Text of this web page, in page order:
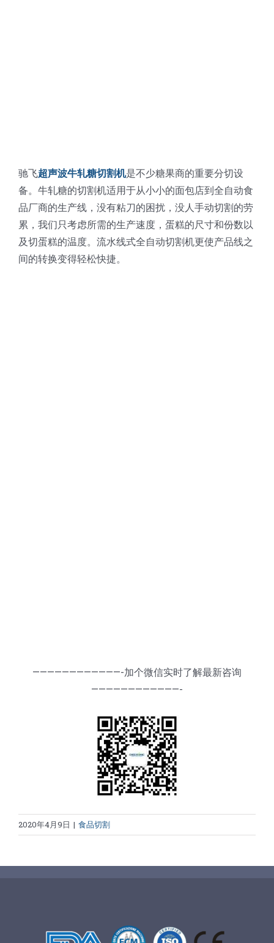
驰飞超声波牛轧糖切割机是不少糖果商的重要分切设
备。牛轧糖的切割机适用于从小小的面包店到全自动食
品厂商的生产线，没有粘刀的困扰，没人手动切割的劳
累，我们只考虑所需的生产速度，蛋糕的尺寸和份数以
及切蛋糕的温度。流水线式全自动切割机更使产品线之
间的转换变得轻松快捷。
————————————-加个微信实时了解最新咨询
————————————-
2020年4月9日 | 食品切割